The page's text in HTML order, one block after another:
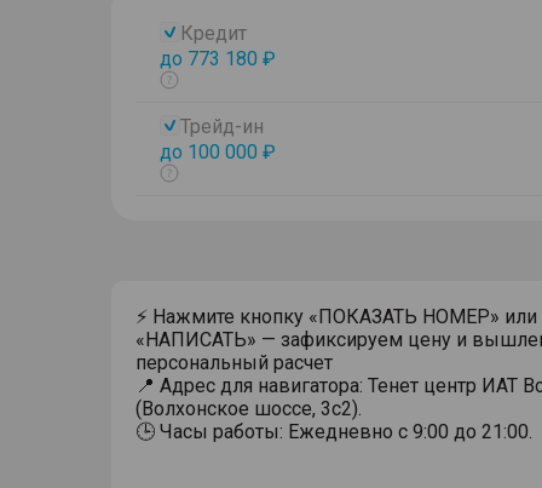
Кредит
до 773 180 ₽
Показать
Трейд-ин
до 100 000 ₽
Показать
⚡ Нажмите кнопку «ПОКАЗАТЬ НОМЕР» или
«НАПИСАТЬ» — зафиксируем цену и
персональный расчет
📍 Адрес для навигатора: Тенет центр ИАТ
(Волхонское шоссе, 3с2).
🕒 Часы работы: Ежедневно с 9:00 до 21:00.